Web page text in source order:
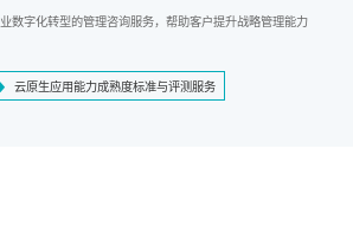
数字化转型的管理咨询服务，帮助客户提升战略管理能力
云原生应用能力成熟度标准与评测服务